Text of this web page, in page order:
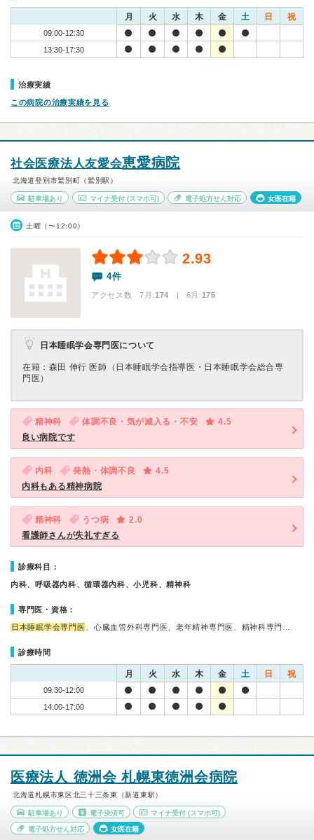
月 火 水 木 金 土 日 祝
09:00-12:30
13:30-17:30
治療実績
この病院の治療実績を見る
社会医療法人友愛会恵愛病院
北海道登別市鷲別町（鷲別駅）
駐車場あり マイナ受付(スマホ可) 電子処方せん対応 女医在籍
土曜（〜12:00）
2.93
4件
アクセス数 7月:174 | 6月:175
日本睡眠学会専門医について
在籍：森田 伸行 医師（日本睡眠学会指導医・日本睡眠学会総合専
門医）
精神科 体調不良・気が滅入る・不安
4.5
良い病院です
内科 発熱・体調不良
4.5
内科もある精神病院
精神科 うつ病
2.0
看護師さんが失礼すぎる
診療科目：
内科、呼吸器内科、循環器内科、小児科、精神科
専門医・資格：
日本睡眠学会専門医 、心臓血管外科専門医、老年精神専門医、精神科専門…
診療時間
月 火 水 木 金 土 日 祝
09:30-12:00
14:00-17:00
医療法人 徳洲会 札幌東徳洲会病院
北海道札幌市東区北三十三条東（新道東駅）
駐車場あり 電子決済可 マイナ受付 (スマホ可)
電子処方せん対応 女医在籍